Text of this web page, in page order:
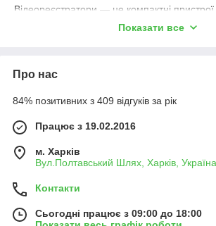
Відеореєстратори — це компактні
запису відео під час руху автомобіля. 🔍
Реєстрація подій на дорозі.
Для кого:Використовуються водіями всіх
власниками автопарків і тими, хто цінує
дорозі.
GPS-навігатори — це пристрої, які
місце розташування автомобіля та
Показати все
Про нас
84% позитивних з 409 відгуків за рік
Працює з 19.02.2016
м. Харків
Вул.Полтавський Шлях, Харків, Україна
Контакти
Сьогодні працює з 09:00 до 18:00